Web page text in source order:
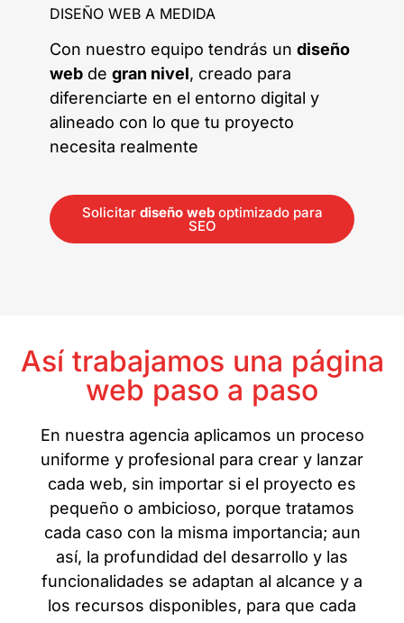
DISEÑO WEB A MEDIDA
Con nuestro equipo tendrás un diseño
web de gran nivel, creado para
diferenciarte en el entorno digital y
alineado con lo que tu proyecto
necesita realmente
Solicitar diseño weboptimizado para
SEO
Así trabajamos una página
web paso a paso
En nuestra agencia aplicamos un proceso
uniforme y profesional para crear y lanzar
cada web, sin importar si el proyecto es
pequeño o ambicioso, porque tratamos
cada caso con la misma importancia; aun
así, la profundidad del desarrollo y las
funcionalidades se adaptan al alcance y a
los recursos disponibles, para que cada